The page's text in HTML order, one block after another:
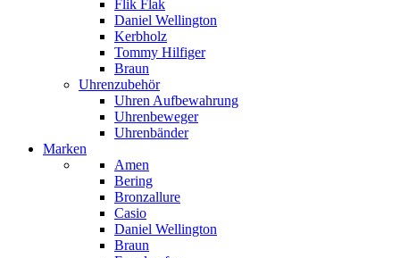
Flik Flak
Daniel Wellington
Kerbholz
Tommy Hilfiger
Braun
Uhrenzubehör
Uhren Aufbewahrung
Uhrenbeweger
Uhrenbänder
Marken
Amen
Bering
Bronzallure
Casio
Daniel Wellington
Braun